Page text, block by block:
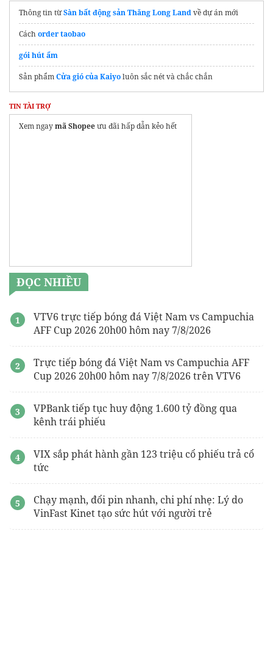
Thông tin từSàn bất động sản Thăng Long Landvề dự án mới
Cáchorder taobao
gói hút ẩm
Sản phẩmCửa gió của Kaiyoluôn sắc nét và chắc chắn
TIN TÀI TRỢ
Xem ngaymã Shopeeưu đãi hấp dẫn kẻo hết
ĐỌC NHIỀU
VTV6 trực tiếp bóng đá Việt Nam vs Campuchia
AFF Cup 2026 20h00 hôm nay 7/8/2026
Trực tiếp bóng đá Việt Nam vs Campuchia AFF
Cup 2026 20h00 hôm nay 7/8/2026 trên VTV6
VPBank tiếp tục huy động 1.600 tỷ đồng qua
kênh trái phiếu
VIX sắp phát hành gần 123 triệu cổ phiếu trả cổ
tức
Chạy mạnh, đổi pin nhanh, chi phí nhẹ: Lý do
VinFast Kinet tạo sức hút với người trẻ